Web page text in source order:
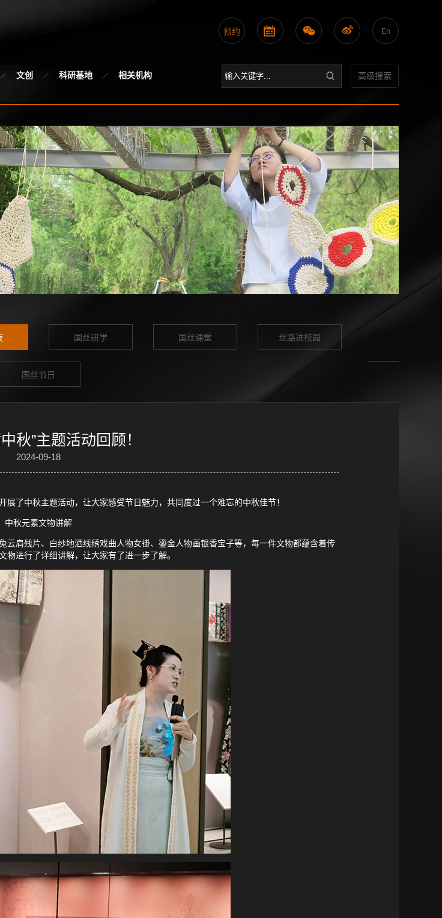
文创 科研基地 相关机构
En
预约
高级搜索
国丝研学 国丝课堂 丝路进校园
国丝节日
秋”主题活动回顾！
2024-09-18
了中秋主题活动，让大家感受节日魅力，共同度过一个难忘的中秋佳节！
中秋元素文物讲解
肩残片、白纱地洒线绣戏曲人物女褂、鎏金人物画银香宝子等，每一件文物都蕴含着传
进行了详细讲解，让大家有了进一步了解。